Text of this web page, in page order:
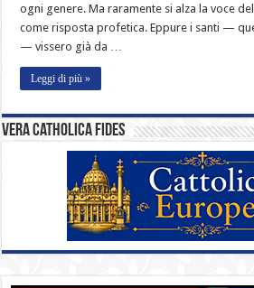
ogni genere. Ma raramente si alza la voce
come risposta profetica. Eppure i santi —
— vissero già da …
Leggi di più »
Vera catholica fides